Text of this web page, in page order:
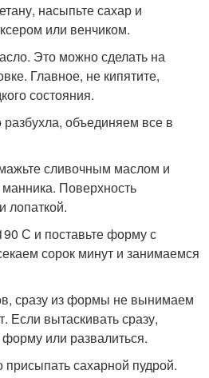
насыпьте сахар и
или венчиком.
Это можно сделать на
Главное, не кипятите,
состояния.
разбухла, объединяем все в
сливочным маслом и
манника. Поверхность
лопаткой.
С и поставьте форму с
сорок минут и занимаемся
сразу из формы не вынимаем
Если вытаскивать сразу,
или развалиться.
сахарной пудрой.